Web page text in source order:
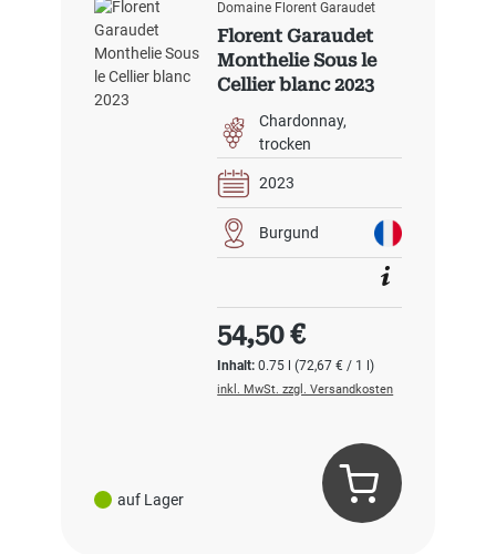
auf Lager
Domaine Florent Garaudet
Florent Garaudet
Monthelie Sous le
Cellier blanc 2023
Chardonnay
trocken
2023
Burgund
Inhalt:0.75 l(72,67 € / 1 l)
Regulärer Preis:
54,50 €
inkl. MwSt. zzgl. Versandkosten